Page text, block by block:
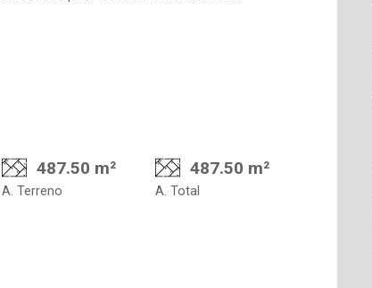
487.50 m²
A. Terreno
487.50 m²
A. Total